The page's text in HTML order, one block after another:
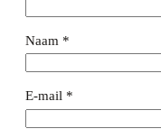
Naam *
E-mail *